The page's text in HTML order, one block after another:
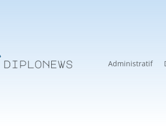
Administratif